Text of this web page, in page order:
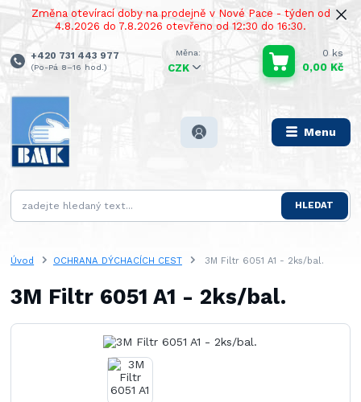
Změna otevírací doby na prodejně v Nové Pace - týden od
4.8.2026 do 7.8.2026 otevřeno od 12:30 do 16:30.
Menu
CZK
HLEDAT
+420 731 443 977
(Po-Pá 8–16 hod.)
0 ks
0,00 Kč
Úvod OCHRANA DÝCHACÍCH CEST 3M Filtr 6051 A1 - 2ks/bal.
3M Filtr 6051 A1 - 2ks/bal.